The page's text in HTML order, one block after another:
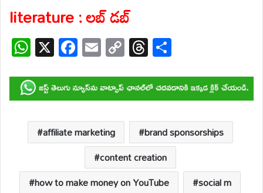
literature : లబ్ డబ్
W
h
at
s
A
p
X F
ac
e
b
o
o
k
E
m
ail
C
o
p
y
Li
n
k
T
hr
e
a
d
s
ar
e
affiliate marketing
brand sponsorships
content creation
how to make money on YouTube
social m